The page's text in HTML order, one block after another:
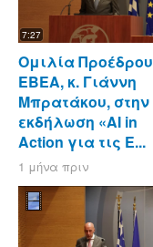
7:27
Ομιλία Προέδρου
ΕΒΕΑ, κ. Γιάννη
Μπρατάκου, στην
εκδήλωση «AI in
Action για τις Ε...
1 μήνα πριν